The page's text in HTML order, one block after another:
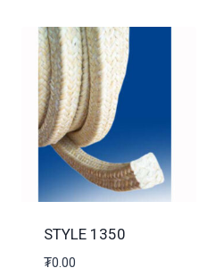
STYLE 1350
₮0.00